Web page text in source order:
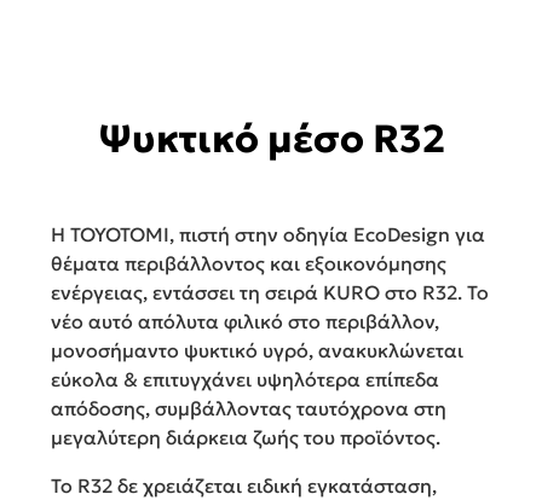
Ψυκτικό μέσο R32
Η ΤΟΥΟΤΟΜΙ, πιστή στην οδηγία EcoDesign για
θέματα περιβάλλοντος και εξοικονόμησης
ενέργειας, εντάσσει τη σειρά KURO στο R32. Το
νέο αυτό απόλυτα φιλικό στο περιβάλλον,
μονοσήμαντο ψυκτικό υγρό, ανακυκλώνεται
εύκολα & επιτυγχάνει υψηλότερα επίπεδα
απόδοσης, συμβάλλοντας ταυτόχρονα στη
μεγαλύτερη διάρκεια ζωής του προϊόντος.
Το R32 δε χρειάζεται ειδική εγκατάσταση,